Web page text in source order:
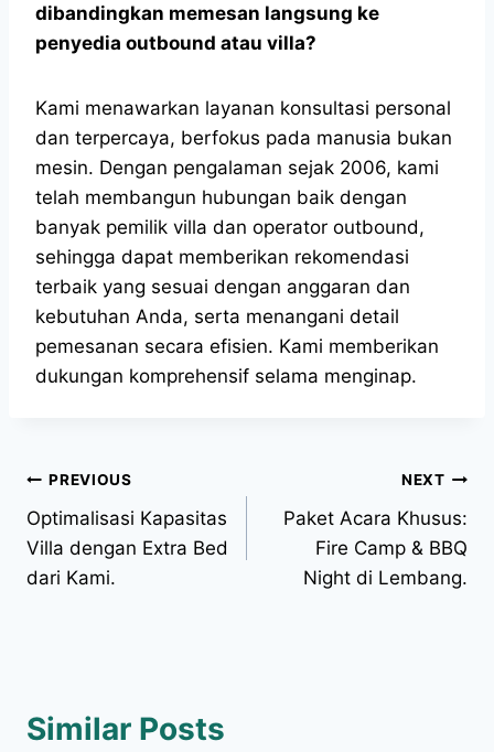
dibandingkan memesan langsung ke
penyedia outbound atau villa?
Kami menawarkan layanan konsultasi personal
dan terpercaya, berfokus pada manusia bukan
mesin. Dengan pengalaman sejak 2006, kami
telah membangun hubungan baik dengan
banyak pemilik villa dan operator outbound,
sehingga dapat memberikan rekomendasi
terbaik yang sesuai dengan anggaran dan
kebutuhan Anda, serta menangani detail
pemesanan secara efisien. Kami memberikan
dukungan komprehensif selama menginap.
PREVIOUS
Optimalisasi Kapasitas
Villa dengan Extra Bed
dari Kami.
NEXT
Paket Acara Khusus:
Fire Camp & BBQ
Night di Lembang.
Similar Posts